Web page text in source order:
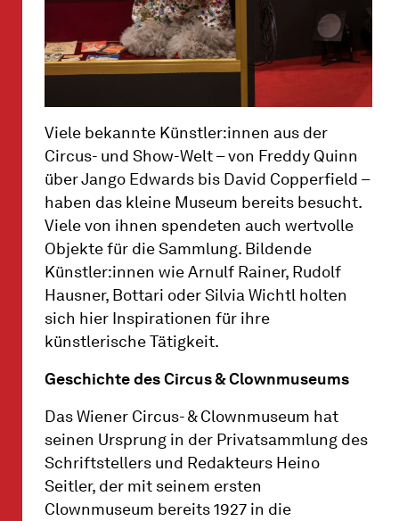
Viele bekannte Künstler:innen aus der
Circus- und Show-Welt – von Freddy Quinn
über Jango Edwards bis David Copperfield –
haben das kleine Museum bereits besucht.
Viele von ihnen spendeten auch wertvolle
Objekte für die Sammlung. Bildende
Künstler:innen wie Arnulf Rainer, Rudolf
Hausner, Bottari oder Silvia Wichtl holten
sich hier Inspirationen für ihre
künstlerische Tätigkeit.
Geschichte des Circus & Clownmuseums
Das Wiener Circus- & Clownmuseum hat
seinen Ursprung in der Privatsammlung des
Schriftstellers und Redakteurs Heino
Seitler, der mit seinem ersten
Clownmuseum bereits 1927 in die